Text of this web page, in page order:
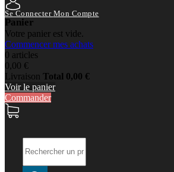
Se Connecter Mon Compte
Panier
Votre panier est vide.
Commencer mes achats
0 articles
0,00 €
Livraison Total 0,00 €
Voir le panier
Commander